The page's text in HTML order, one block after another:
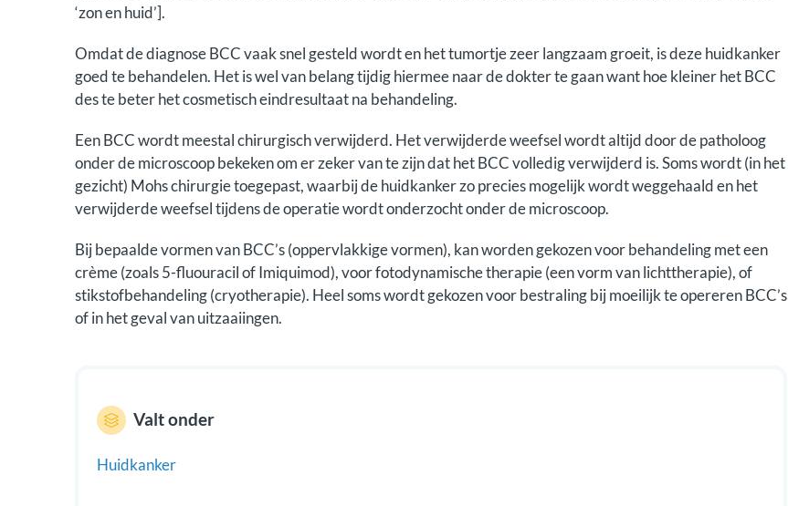
‘zon en huid’].
Omdat de diagnose BCC vaak snel gesteld wordt en het tumortje zeer langzaam groeit, is deze huidkanker
goed te behandelen. Het is wel van belang tijdig hiermee naar de dokter te gaan want hoe kleiner het BCC
des te beter het cosmetisch eindresultaat na behandeling.
Een BCC wordt meestal chirurgisch verwijderd. Het verwijderde weefsel wordt altijd door de patholoog
onder de microscoop bekeken om er zeker van te zijn dat het BCC volledig verwijderd is. Soms wordt (in het
gezicht) Mohs chirurgie toegepast, waarbij de huidkanker zo precies mogelijk wordt weggehaald en het
verwijderde weefsel tijdens de operatie wordt onderzocht onder de microscoop.
Bij bepaalde vormen van BCC’s (oppervlakkige vormen), kan worden gekozen voor behandeling met een
crème (zoals 5-fluouracil of Imiquimod), voor fotodynamische therapie (een vorm van lichttherapie), of
stikstofbehandeling (cryotherapie). Heel soms wordt gekozen voor bestraling bij moeilijk te opereren BCC’s
of in het geval van uitzaaiingen.
Valt onder
Huidkanker